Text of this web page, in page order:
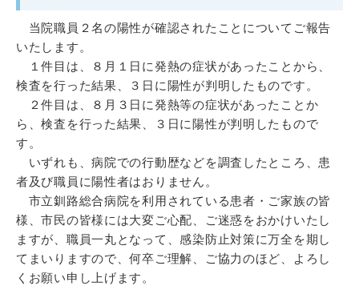
当院職員２名の陽性が確認されたことについてご報告
いたします。
１件目は、８月１日に発熱の症状があったことから、
検査を行った結果、３日に陽性が判明したものです。
２件目は、８月３日に発熱等の症状があったことか
ら、検査を行った結果、３日に陽性が判明したもので
す。
いずれも、病院での行動歴などを調査したところ、患
者及び職員に陽性者はおりません。
市立釧路総合病院を利用されている患者・ご家族の皆
様、市民の皆様には大変ご心配、ご迷惑をおかけいたし
ますが、職員一丸となって、感染防止対策に万全を期し
てまいりますので、何卒ご理解、ご協力のほど、よろし
くお願い申し上げます。